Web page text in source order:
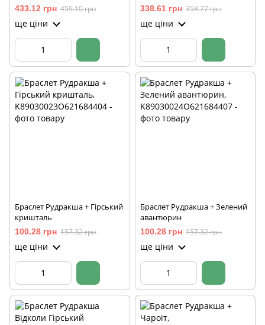
433.12 грн 459.10 грн
ще ціни
338.61 грн 358.77 грн
ще ціни
Браслет Рудракша + Гірський
кришталь
100.28 грн 157.32 грн
ще ціни
Браслет Рудракша + Зелений
авантюрин
100.28 грн 157.32 грн
ще ціни